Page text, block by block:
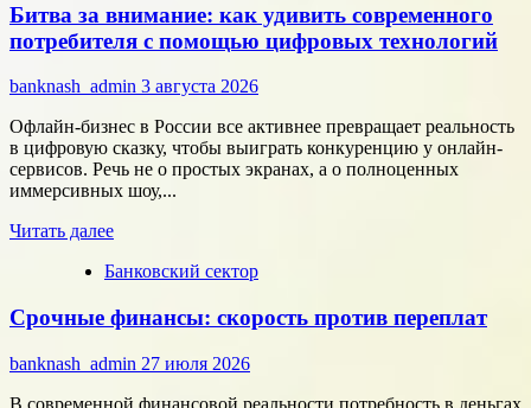
сотрудников:
как
собрать
команду,
которая
работает
на
результат
Битва за внимание: как удивить современного
потребителя с помощью цифровых технологий
banknash_admin 3 августа 2026
Офлайн-бизнес в России все активнее превращает реальность
в цифровую сказку, чтобы выиграть конкуренцию у онлайн-
сервисов. Речь не о простых экранах, а о полноценных
иммерсивных шоу,...
Читать далееПрочитать
о
за
внимание:
как
удивить
современного
Банковский сектор
Срочные финансы: скорость против переплат
banknash_admin 27 июля 2026
В современной финансовой реальности потребность в деньгах